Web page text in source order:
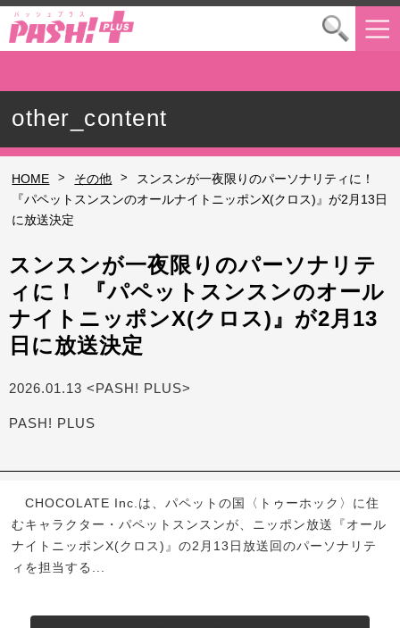
other_content
HOME > その他 >
スンスンが一夜限りのパーソナリティに！
『パペットスンスンのオールナイトニッポンX(クロス)』が2月13日
に放送決定
スンスンが一夜限りのパーソナリテ
ィに！ 『パペットスンスンのオール
ナイトニッポンX(クロス)』が2月13
日に放送決定
2026.01.13 <PASH! PLUS>
PASH! PLUS
CHOCOLATE Inc.は、パペットの国〈トゥーホック〉に住
むキャラクター・パペットスンスンが、ニッポン放送『オール
ナイトニッポンX(クロス)』の2月13日放送回のパーソナリテ
ィを担当する...